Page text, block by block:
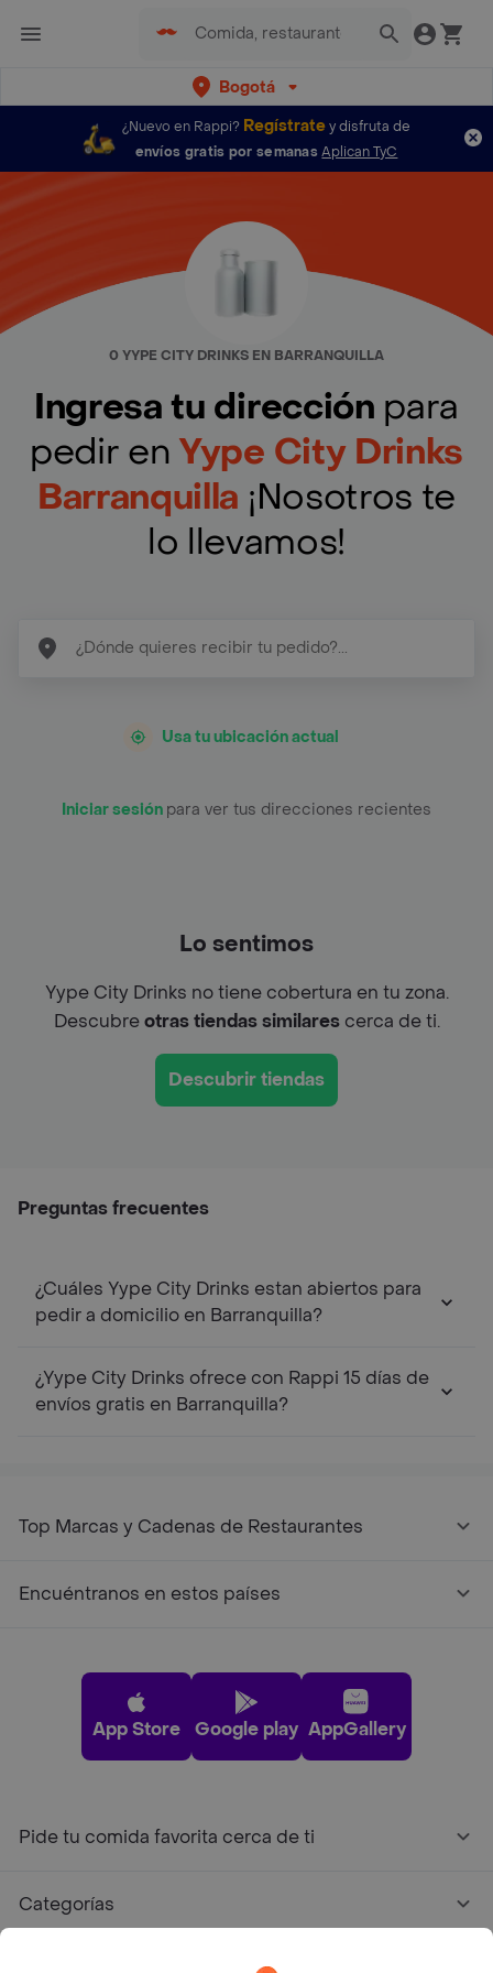
Bogotá
¿Nuevo en Rappi? Regístratey disfruta de
envíos gratis por semanas Aplican TyC
0 YYPE CITY DRINKS EN BARRANQUILLA
Ingresa tu dirección para
pedir en Yype City Drinks
Barranquilla ¡Nosotros te
lo llevamos!
Usa tu ubicación actual
Iniciar sesión para ver tus direcciones recientes
Lo sentimos
Yype City Drinks no tiene cobertura en tu zona.
Descubreotras tiendas similarescerca de ti.
Descubrir tiendas
Preguntas frecuentes
¿Cuáles Yype City Drinks estan abiertos para
pedir a domicilio en Barranquilla?
¿Yype City Drinks ofrece con Rappi 15 días de
envíos gratis en Barranquilla?
Top Marcas y Cadenas de Restaurantes
Encuéntranos en estos países
App Store Google play AppGallery
Pide tu comida favorita cerca de ti
Categorías